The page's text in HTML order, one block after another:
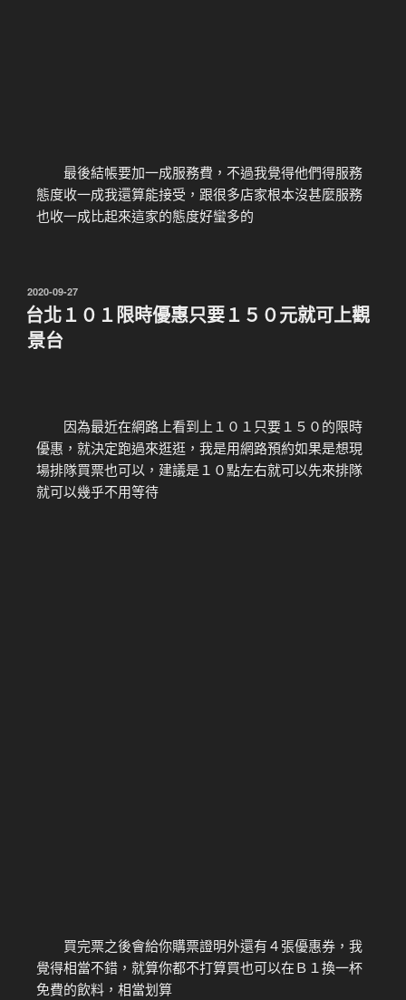
最後結帳要加一成服務費，不過我覺得他們得服務
態度收一成我還算能接受，跟很多店家根本沒甚麼服務
也收一成比起來這家的態度好蠻多的
2020-09-27
台北１０１限時優惠只要１５０元就可上觀
景台
因為最近在網路上看到上１０１只要１５０的限時
優惠，就決定跑過來逛逛，我是用網路預約如果是想現
場排隊買票也可以，建議是１０點左右就可以先來排隊
就可以幾乎不用等待
買完票之後會給你購票證明外還有４張優惠券，我
覺得相當不錯，就算你都不打算買也可以在Ｂ１換一杯
免費的飲料，相當划算